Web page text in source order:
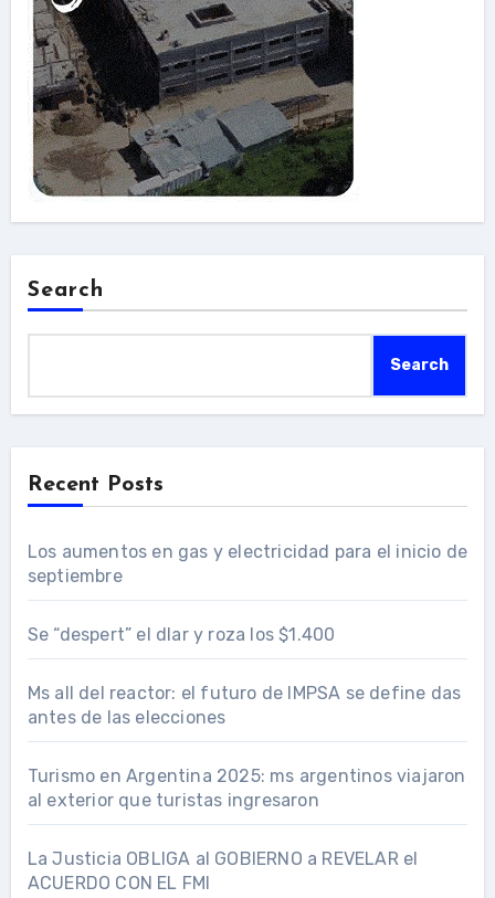
Search
Search
Recent Posts
Los aumentos en gas y electricidad para el inicio de
septiembre
Se “despert” el dlar y roza los $1.400
Ms all del reactor: el futuro de IMPSA se define das
antes de las elecciones
Turismo en Argentina 2025: ms argentinos viajaron
al exterior que turistas ingresaron
La Justicia OBLIGA al GOBIERNO a REVELAR el
ACUERDO CON EL FMI